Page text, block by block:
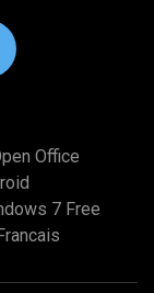
Office
7 Free